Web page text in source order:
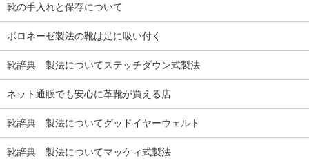
靴の手入れと保存について
ボロネーゼ製法の靴は足に吸い付く
靴辞典 製法についてステッチダウン式製法
ネット通販でも安心に革靴が買える店
靴辞典 製法についてグッドイヤーウェルト
靴辞典 製法についてマッケィ式製法